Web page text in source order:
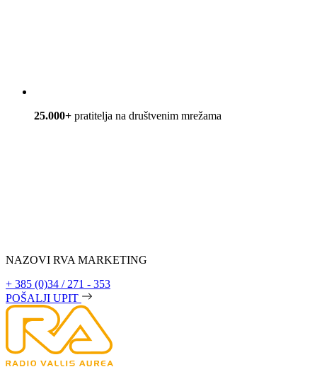
25.000+ pratitelja na društvenim mrežama
NAZOVI RVA MARKETING
+ 385 (0)34 / 271 - 353
POŠALJI UPIT